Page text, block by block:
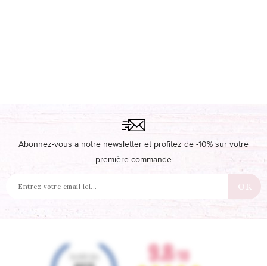
Abonnez-vous à notre newsletter et profitez de -10% sur votre
première commande